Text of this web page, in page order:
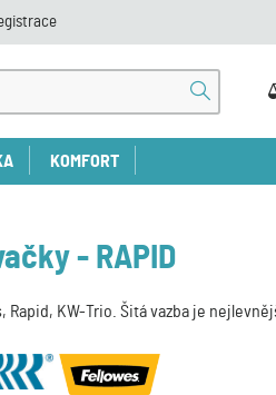
KOMFORT
- RAPID
Rapid, KW-Trio. Šitá vazba je